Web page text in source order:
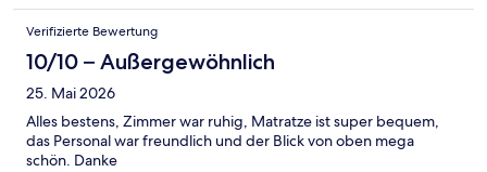
Verifizierte Bewertung
10/10 – Außergewöhnlich
25. Mai 2026
Alles bestens, Zimmer war ruhig, Matratze ist super bequem,
das Personal war freundlich und der Blick von oben mega
schön. Danke